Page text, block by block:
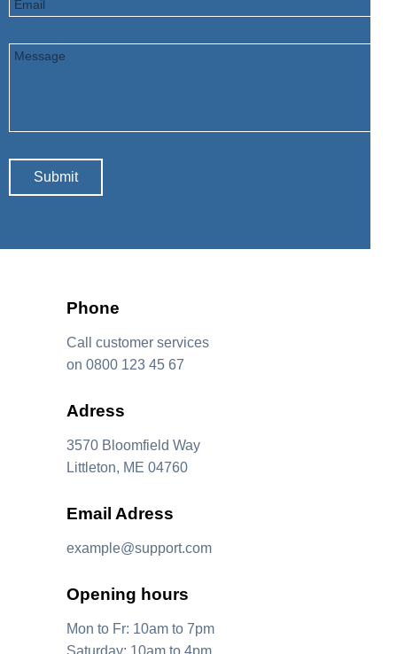
Submit
Phone
Call customer services
on 0800 123 45 67
Adress
3570 Bloomfield Way
Littleton, ME 04760
Email Adress
example@support.com
Opening hours
Mon to Fr: 10am to 7pm
Saturday: 10am to 4pm
Mit dem
akzeptieren